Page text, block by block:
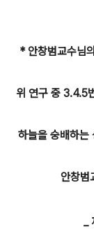
* 안창범교수님
위 연구중 3.4.5
하늘을 숭배하는
안창범